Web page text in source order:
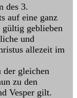
des 3.
auf eine ganz
gültig geblieben
und
allezeit im
der gleichen
zu den
Vesper gilt.